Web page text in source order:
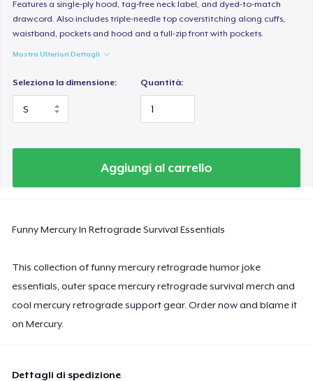
Features a single-ply hood, tag-free neck label, and dyed-to-match
drawcord. Also includes triple-needle top coverstitching along cuffs,
waistband, pockets and hood and a full-zip front with pockets.
Mostra Ulteriori Dettagli
Seleziona la dimensione: Quantità:
Aggiungi al carrello
Funny Mercury In Retrograde Survival Essentials
This collection of funny mercury retrograde humor joke
essentials, outer space mercury retrograde survival merch and
cool mercury retrograde support gear. Order now and blame it
on Mercury.
Dettagli di spedizione
Women's Classic Tee
23,99 USD
Women's Comfort Tee
Essential Tee
24,99 USD